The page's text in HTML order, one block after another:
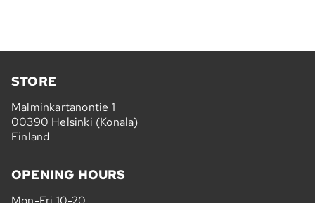
STORE
Malminkartanontie 1
00390 Helsinki (Konala)
Finland
OPENING HOURS